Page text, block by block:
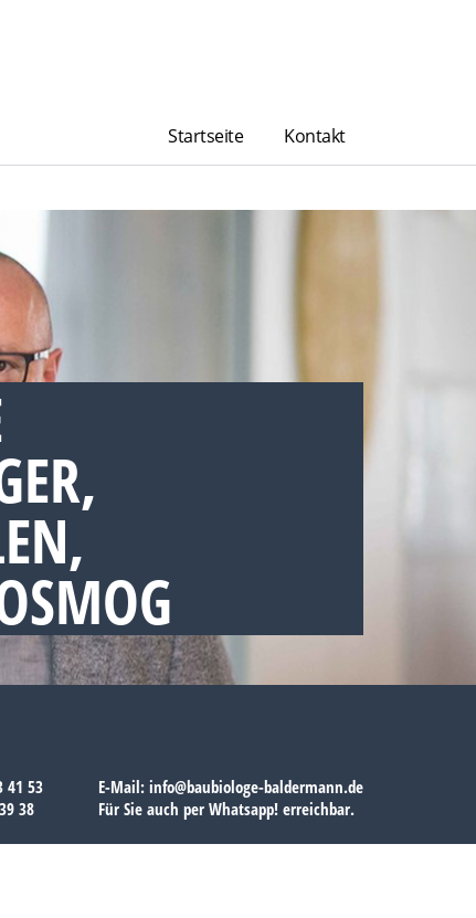
Startseite Kontakt
41 53
38
E-Mail: info@baubiologe-baldermann.de
Für Sie auch per Whatsapp! erreichbar.